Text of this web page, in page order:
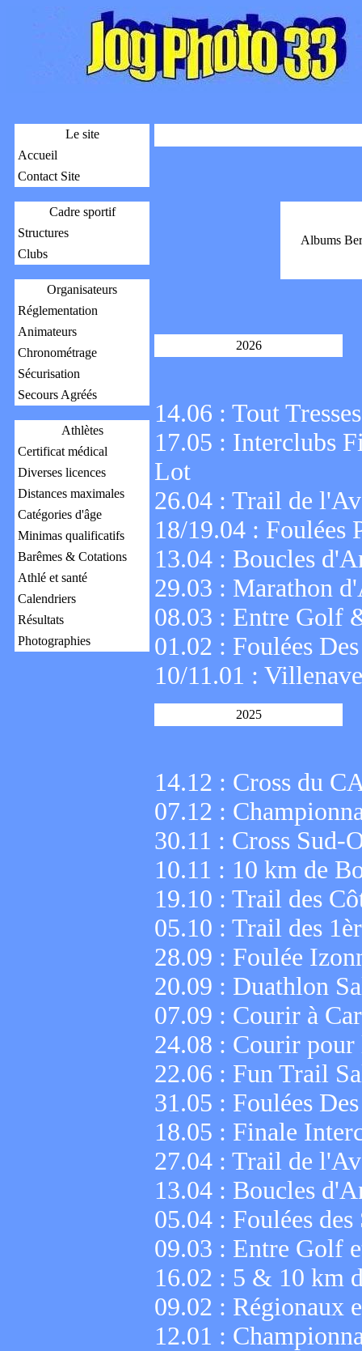
Le site
Accueil
Contact Site
Cadre sportif
Structures
Clubs
Organisateurs
Réglementation
Animateurs
Chronométrage
Sécurisation
Secours Agréés
Athlètes
Certificat médical
Diverses licences
Distances maximales
Catégories d'âge
Minimas qualificatifs
Barêmes & Cotations
Athlé et santé
Calendriers
Résultats
Photographies
Albums
2026
14.06 : Tout
17.05 : Interclubs
Lot
26.04 : Trail de
18/19.04 : Foulées
13.04 : Boucles
29.03 : Marathon
08.03 : Entre Golf
01.02 : Foulées
10/11.01 :
2025
14.12 : Cross du
07.12 :
30.11 : Cross Sud-
10.11 : 10 km de
19.10 : Trail des
05.10 : Trail des
28.09 : Foulée
20.09 : Duathlon
07.09 : Courir à
24.08 : Courir
22.06 : Fun Trail
31.05 : Foulées
18.05 : Finale
27.04 : Trail de
13.04 : Boucles
05.04 : Foulées
09.03 : Entre Golf
16.02 : 5 & 10 km
09.02 : Régionaux
12.01 :